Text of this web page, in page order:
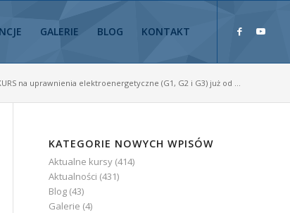
GALERIE BLOG KONTAKT
na uprawnienia elektroenergetyczne (G1, G2 i G3) już od ...
KATEGORIE NOWYCH WPISÓW
Aktualne kursy (414)
Aktualności (431)
Blog (43)
Galerie (4)